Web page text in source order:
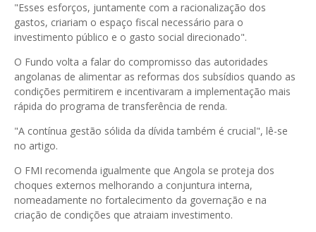
"Esses esforços, juntamente com a racionalização dos
gastos, criariam o espaço fiscal necessário para o
investimento público e o gasto social direcionado".
O Fundo volta a falar do compromisso das autoridades
angolanas de alimentar as reformas dos subsídios quando as
condições permitirem e incentivaram a implementação mais
rápida do programa de transferência de renda.
"A contínua gestão sólida da dívida também é crucial", lê-se
no artigo.
O FMI recomenda igualmente que Angola se proteja dos
choques externos melhorando a conjuntura interna,
nomeadamente no fortalecimento da governação e na
criação de condições que atraiam investimento.